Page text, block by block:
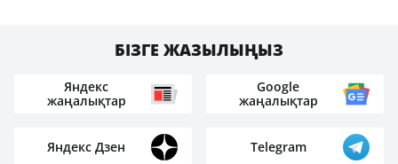
БІЗГЕ ЖАЗЫЛЫҢЫЗ
Яндекс
жаңалықтар
Google
жаңалықтар
Яндекс Дзен Telegram